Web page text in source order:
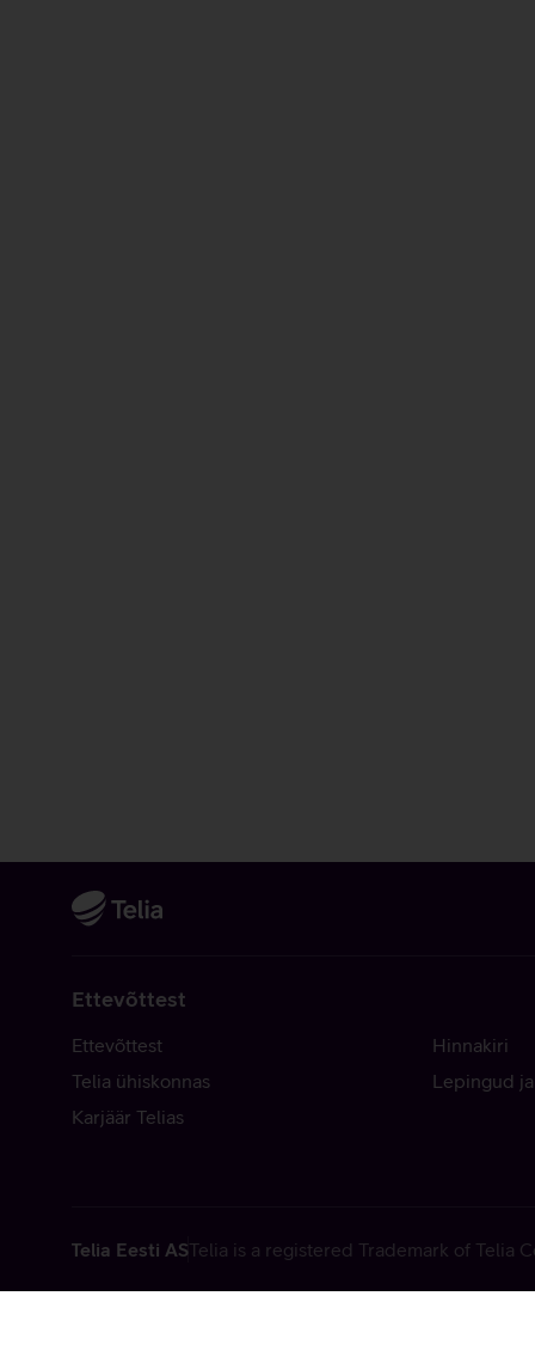
Ettevõttest
Ettevõttest
Telia ühiskonnas
Karjäär Telias
Hinnakiri
Lepingud
Telia Eesti ASTelia is a registered Trademark of Telia